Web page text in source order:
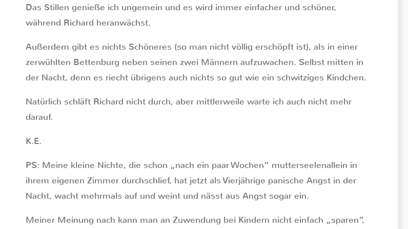
Das Stillen genieße ich ungemein und es wird immer einfacher und schöner,
während Richard heranwächst.
Außerdem gibt es nichts Schöneres (so man nicht völlig erschöpft ist), als in einer
zerwühlten Bettenburg neben seinen zwei Männern aufzuwachen. Selbst mitten in
der Nacht, denn es riecht übrigens auch nichts so gut wie ein schwitziges Kindchen.
Natürlich schläft Richard nicht durch, aber mittlerweile warte ich auch nicht mehr
darauf.
K.E.
PS: Meine kleine Nichte, die schon „nach ein paar Wochen“ mutterseelenallein in
ihrem eigenen Zimmer durchschlief, hat jetzt als Vierjährige panische Angst in der
Nacht, wacht mehrmals auf und weint und nässt aus Angst sogar ein.
Meiner Meinung nach kann man an Zuwendung bei Kindern nicht einfach „sparen“,